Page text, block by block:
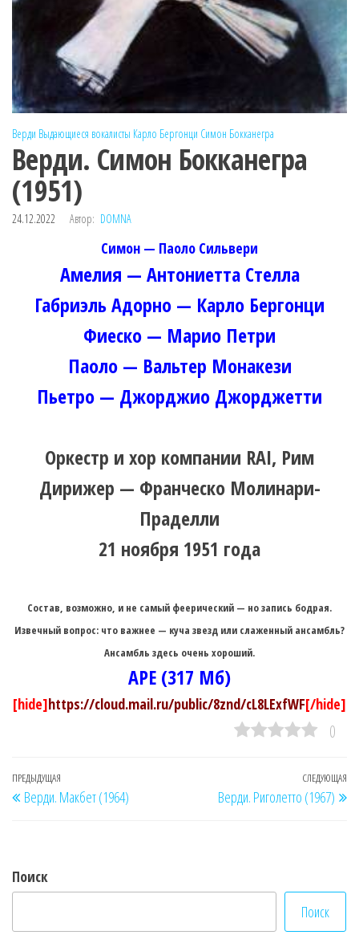
Верди Выдающиеся вокалисты Карло Бергонци Симон Бокканегра
Верди. Симон Бокканегра
(1951)
24.12.2022 Автор: DOMNA
Симон — Паоло Сильвери
Амелия — Антониетта Стелла
Габриэль Адорно — Карло Бергонци
Фиеско — Марио Петри
Паоло — Вальтер Монакези
Пьетро — Джорджио Джорджетти
Оркестр и хор компании RAI, Рим
Дирижер — Франческо Молинари-
Праделли
21 ноября 1951 года
Состав, возможно, и не самый феерический — но запись бодрая.
Извечный вопрос: что важнее — куча звезд или слаженный ансамбль?
Ансамбль здесь очень хороший.
APE (317 Мб)
[hide]https://cloud.mail.ru/public/8znd/cL8LExfWF[/hide]
0
Навигация
по
Предыдущая
запись
ПРЕДЫДУЩАЯ
Верди. Макбет (1964)
СЛЕДУЮЩАЯ
Верди. Риголетто (1967)
Поиск
Поиск